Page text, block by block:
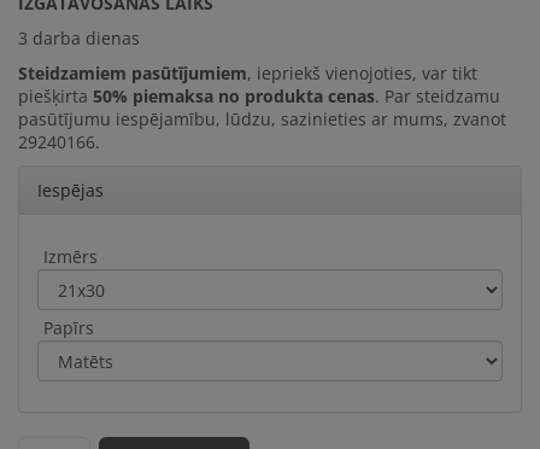
3 darba dienas
Steidzamiem pasūtījumiem, iepriekš vienojoties, var tikt
piešķirta 50% piemaksa no produkta cenas. Par steidzamu
pasūtījumu iespējamību, lūdzu, sazinieties ar mums, zvanot
29240166.
Iespējas
Izmērs
Papīrs